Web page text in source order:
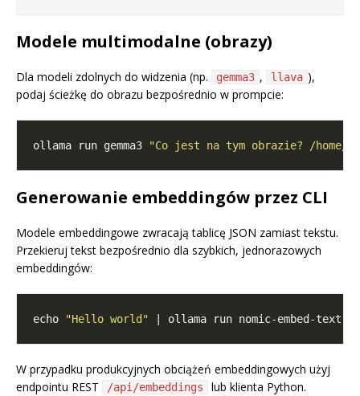
Modele multimodalne (obrazy)
Dla modeli zdolnych do widzenia (np. gemma3 , llava ),
podaj ścieżkę do obrazu bezpośrednio w prompcie:
ollama run gemma3 "Co jest na tym obrazie? /home/
Generowanie embeddingów przez CLI
Modele embeddingowe zwracają tablicę JSON zamiast tekstu.
Przekieruj tekst bezpośrednio dla szybkich, jednorazowych
embeddingów:
echo "Hello world"
W przypadku produkcyjnych obciążeń embeddingowych użyj
endpointu REST
/api/embeddings lub klienta Python.